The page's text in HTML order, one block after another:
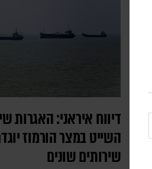
דיווח איראני: האגרות
השייט במצר הורמוז
שירותים שונים